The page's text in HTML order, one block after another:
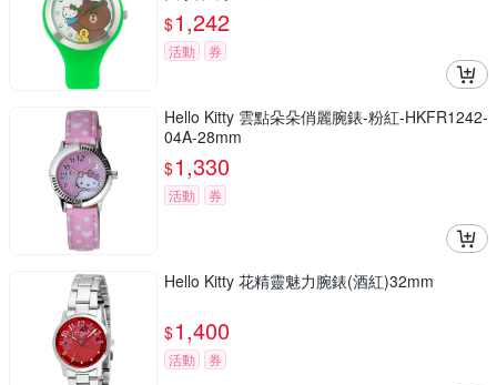
$1,242
活動 券
Hello Kitty 雲點朵朵俏麗腕錶-粉紅-HKFR1242-
04A-28mm
$1,330
活動 券
Hello Kitty 花精靈魅力腕錶(酒紅)32mm
$1,400
活動 券